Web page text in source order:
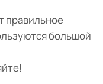
правильное
большой